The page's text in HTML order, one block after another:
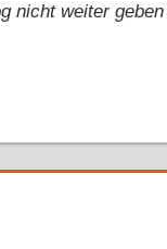
nicht weiter geben